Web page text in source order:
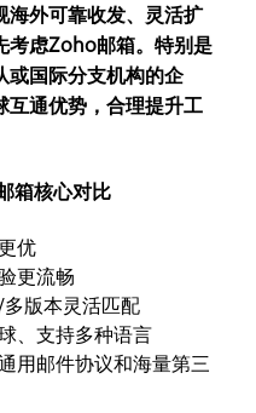
海外可靠收发、灵活扩
考虑Zoho邮箱。特别是
或国际分支机构的企
互通优势，合理提升工
箱核心对比
优
更流畅
版本灵活匹配
、支持多种语言
用邮件协议和海量第三